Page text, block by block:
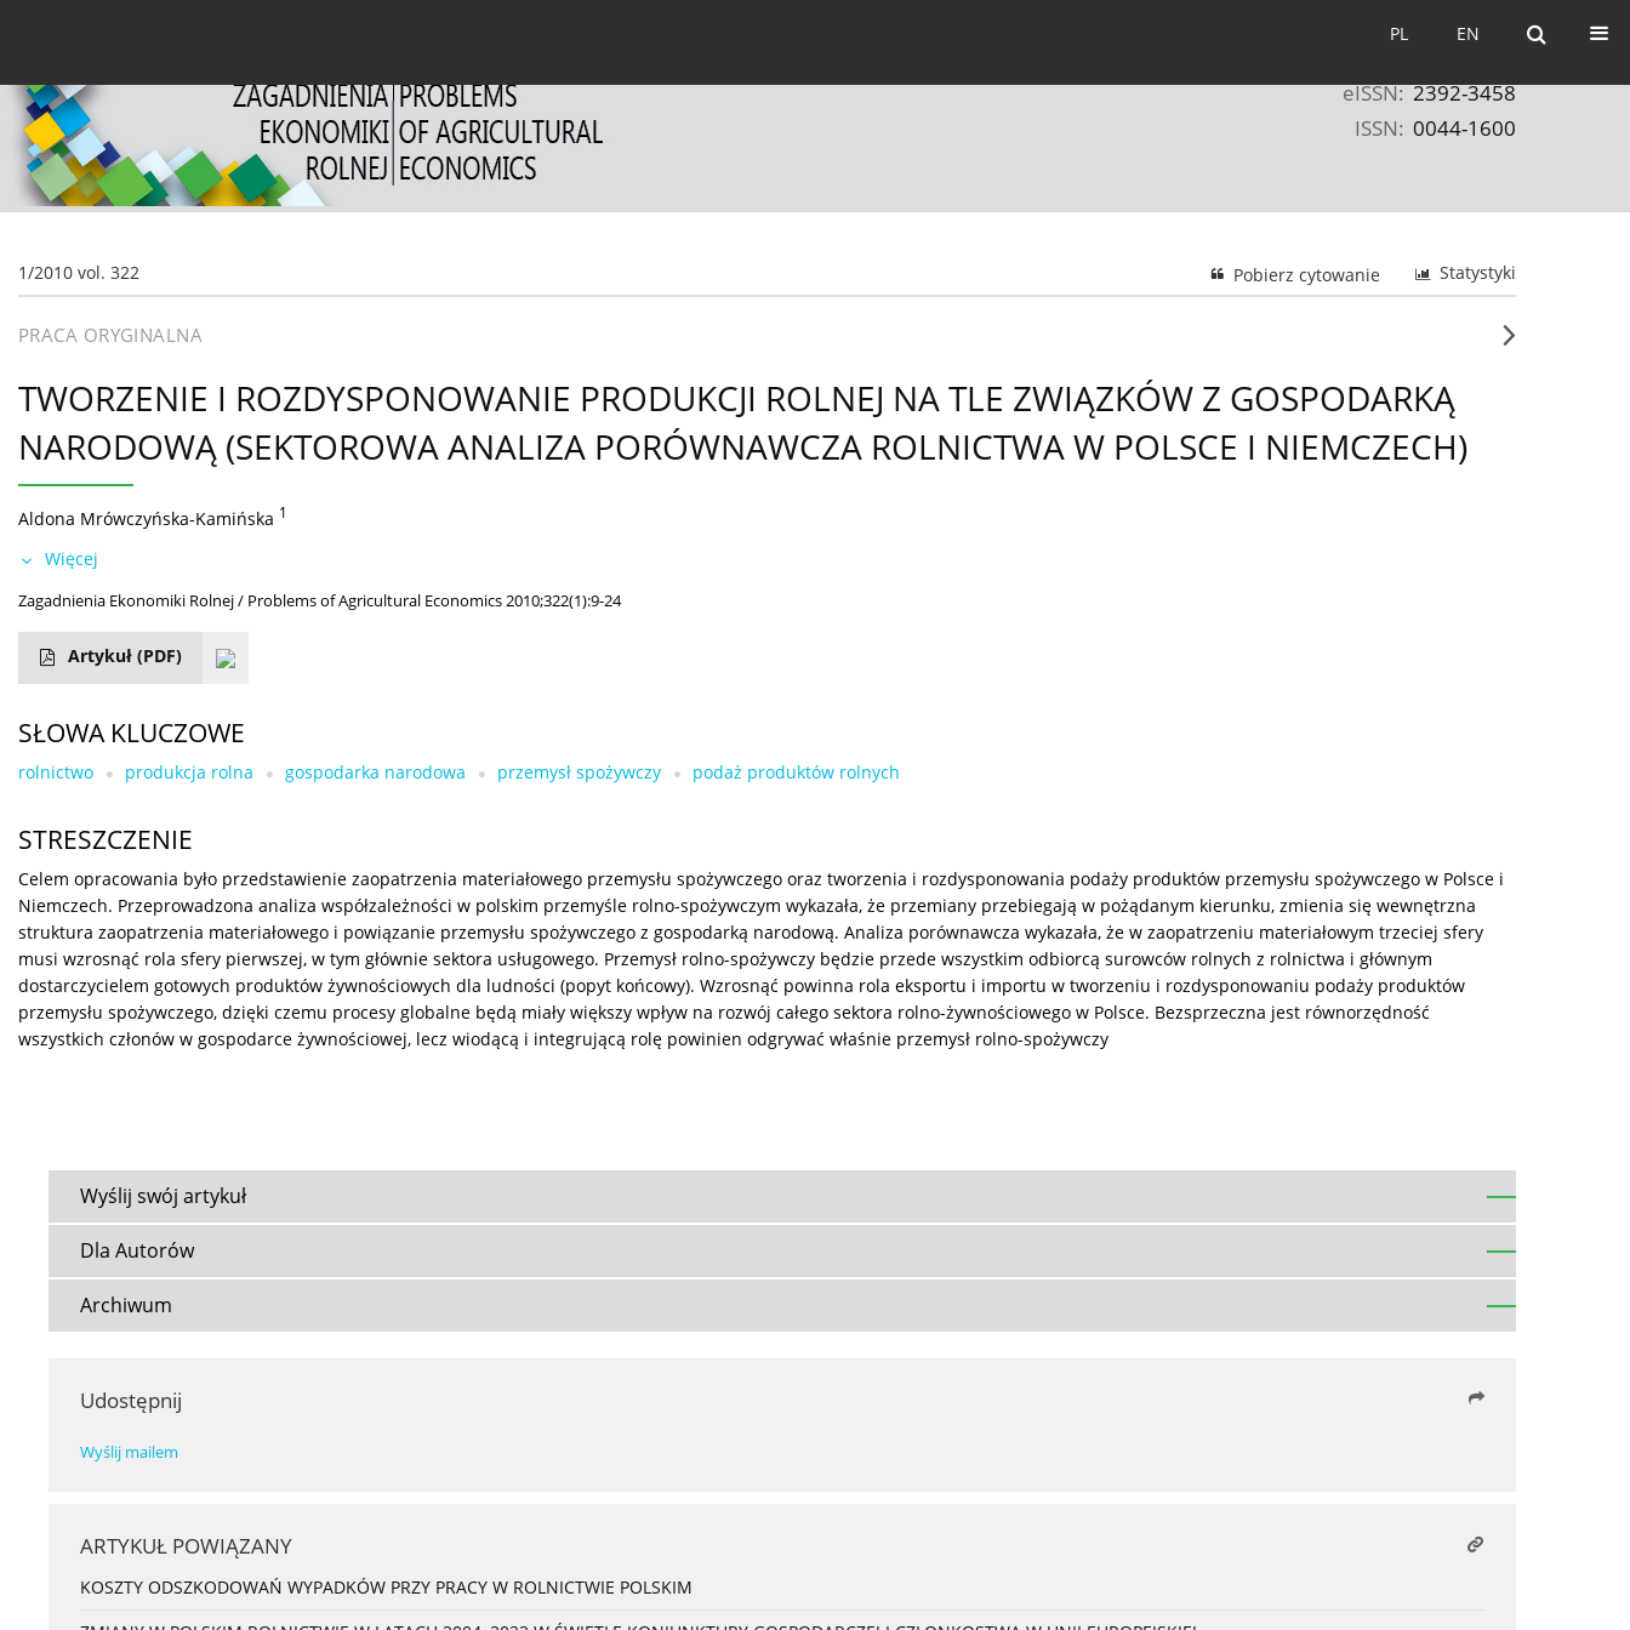
EN
PL EN
PL
eISSN: 2392-3458
ISSN: 0044-1600
1/2010 vol. 322 Statystyki
Pobierz cytowanie
PRACA ORYGINALNA
TWORZENIE I ROZDYSPONOWANIE PRODUKCJI ROLNEJ NA TLE ZWIĄZKÓW Z GOSPODARKĄ
NARODOWĄ (SEKTOROWA ANALIZA PORÓWNAWCZA ROLNICTWA W POLSCE I NIEMCZECH)
Aldona Mrówczyńska-Kamińska 1
Więcej
Zagadnienia Ekonomiki Rolnej / Problems of Agricultural Economics 2010;322(1):9-24
Artykuł (PDF)
SŁOWA KLUCZOWE
rolnictwo produkcja rolna gospodarka narodowa przemysł spożywczy podaż produktów rolnych
STRESZCZENIE
Celem opracowania było przedstawienie zaopatrzenia materiałowego przemysłu spożywczego oraz tworzenia i rozdysponowania podaży produktów przemysłu spożywczego w Polsce i
Niemczech. Przeprowadzona analiza współzależności w polskim przemyśle rolno-spożywczym wykazała, że przemiany przebiegają w pożądanym kierunku, zmienia się wewnętrzna
struktura zaopatrzenia materiałowego i powiązanie przemysłu spożywczego z gospodarką narodową. Analiza porównawcza wykazała, że w zaopatrzeniu materiałowym trzeciej sfery
musi wzrosnąć rola sfery pierwszej, w tym głównie sektora usługowego. Przemysł rolno-spożywczy będzie przede wszystkim odbiorcą surowców rolnych z rolnictwa i głównym
dostarczycielem gotowych produktów żywnościowych dla ludności (popyt końcowy). Wzrosnąć powinna rola eksportu i importu w tworzeniu i rozdysponowaniu podaży produktów
przemysłu spożywczego, dzięki czemu procesy globalne będą miały większy wpływ na rozwój całego sektora rolno-żywnościowego w Polsce. Bezsprzeczna jest równorzędność
wszystkich członów w gospodarce żywnościowej, lecz wiodącą i integrującą rolę powinien odgrywać właśnie przemysł rolno-spożywczy
Wyślij swój artykuł
Dla Autorów
Archiwum
Udostępnij
Wyślij mailem
ARTYKUŁ POWIĄZANY
KOSZTY ODSZKODOWAŃ WYPADKÓW PRZY PRACY W ROLNICTWIE POLSKIM